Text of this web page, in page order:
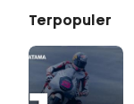
Terpopuler